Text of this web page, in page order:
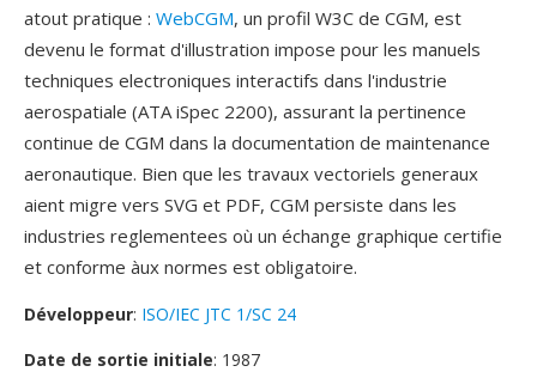
atout pratique : WebCGM, un profil W3C de CGM, est
devenu le format d'illustration impose pour les manuels
techniques electroniques interactifs dans l'industrie
aerospatiale (ATA iSpec 2200), assurant la pertinence
continue de CGM dans la documentation de maintenance
aeronautique. Bien que les travaux vectoriels generaux
aient migre vers SVG et PDF, CGM persiste dans les
industries reglementees où un échange graphique certifie
et conforme àux normes est obligatoire.
Développeur: ISO/IEC JTC 1/SC 24
Date de sortie initiale: 1987